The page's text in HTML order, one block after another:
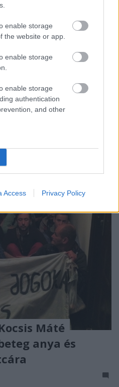
enable storage
the website or app.
enable storage
enable storage
authentication
and other
Access Privacy Policy
03.
nevelt három gyereket
a végrehajtó a
hagyniuk azt a
bérlakást, ahova
Az önkormányzat egy
Máté
anya és